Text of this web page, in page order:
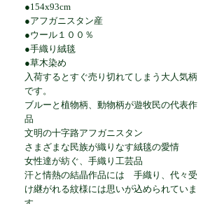
●154x93cm
●アフガニスタン産
●ウール１００％
●手織り絨毯
●草木染め
入荷するとすぐ売り切れてしまう大人気柄
です。
ブルーと植物柄、動物柄が遊牧民の代表作
品
文明の十字路アフガニスタン
さまざまな民族が織りなす絨毯の愛情
女性達が紡ぐ、手織り工芸品
汗と情熱の結晶作品には 手織り、代々受
け継がれる紋様には思いが込められていま